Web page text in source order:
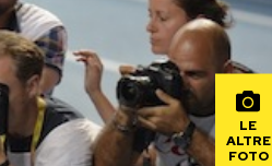
LE
ALTRE
FOTO